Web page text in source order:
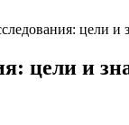
цели и
цели и